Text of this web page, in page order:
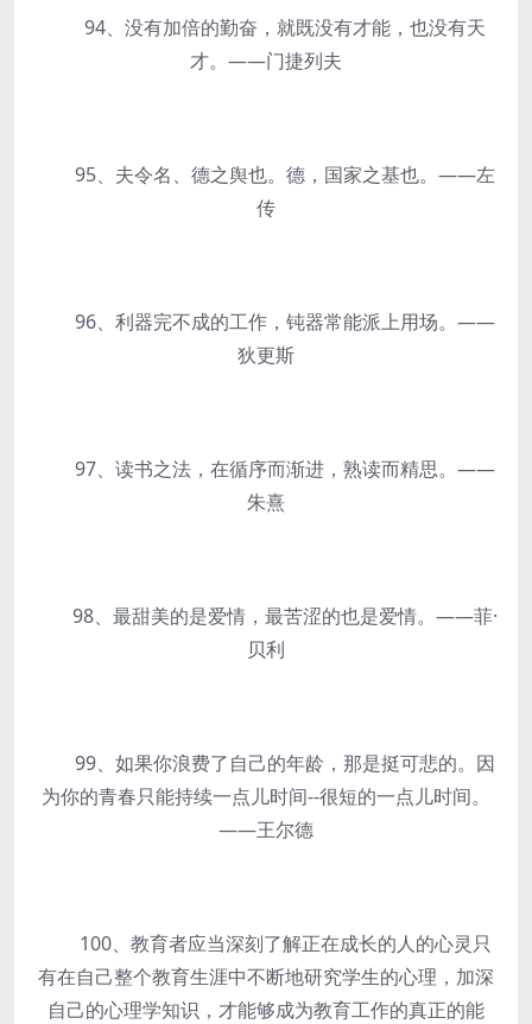
94、没有加倍的勤奋，就既没有才能，也没有天
才。——门捷列夫
95、夫令名、德之舆也。德，国家之基也。——左
传
96、利器完不成的工作，钝器常能派上用场。——
狄更斯
97、读书之法，在循序而渐进，熟读而精思。——
朱熹
98、最甜美的是爱情，最苦涩的也是爱情。——菲·
贝利
99、如果你浪费了自己的年龄，那是挺可悲的。因
为你的青春只能持续一点儿时间--很短的一点儿时间。
——王尔德
100、教育者应当深刻了解正在成长的人的心灵只
有在自己整个教育生涯中不断地研究学生的心理，加深
自己的心理学知识，才能够成为教育工作的真正的能